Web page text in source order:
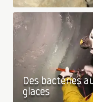
Des bactéries
glaces